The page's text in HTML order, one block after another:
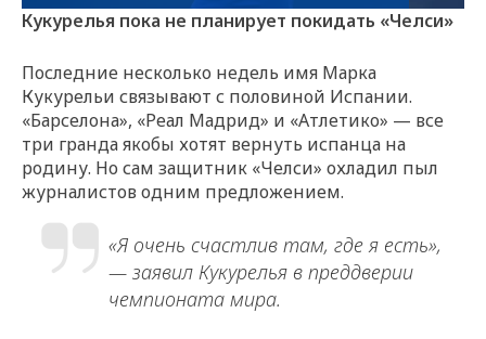
Кукурелья пока не планирует покидать «Челси»
Последние несколько недель имя Марка
Кукурельи связывают с половиной Испании.
«Барселона», «Реал Мадрид» и «Атлетико» — все
три гранда якобы хотят вернуть испанца на
родину. Но сам защитник «Челси» охладил пыл
журналистов одним предложением.
«Я очень счастлив там, где я есть»,
— заявил Кукурелья в преддверии
чемпионата мира.